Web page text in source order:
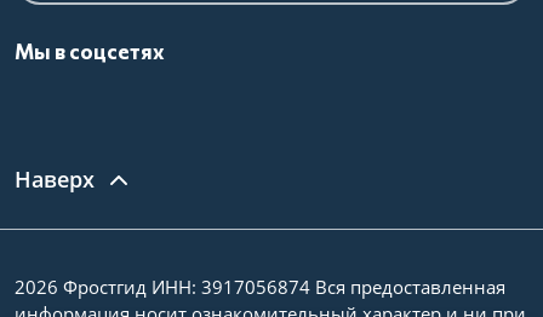
Мы в соцсетях
Наверх
2026 Фростгид ИНН: 3917056874 Вся предоставленная